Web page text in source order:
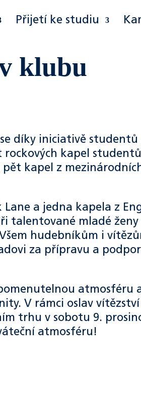
Přijetí ke studiu
klubu
díky iniciativě studentů
rockových kapel studentů
kapel z
a jedna kapela z
talentované mladé ženy
hudebníkům i
za přípravu a
atmosféru
V rámci oslav vítězství
trhu v sobotu 9.
atmosféru!